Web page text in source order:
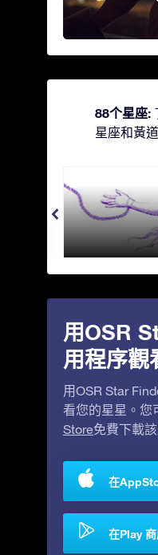
88个星座:
星座和黃
Andromeda -
用OSR
用程序觀
用OSR Star
看您的星星。您
Store免費下載
在
在Play